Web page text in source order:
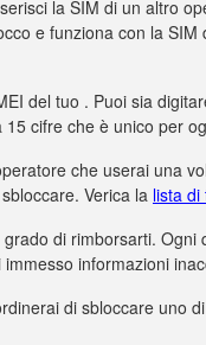
la SIM di un altro
e funziona con la
del tuo . Puoi sia
cifre che è unico per
che userai una
Verica la lista di
di rimborsarti. Ogni
informazioni
di sbloccare uno